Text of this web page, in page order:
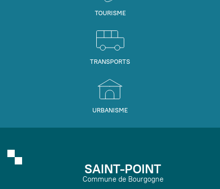
TOURISME
TRANSPORTS
URBANISME
SAINT-POINT
Commune de Bourgogne